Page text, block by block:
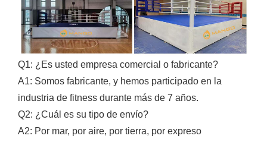
Q1: ¿Es usted empresa comercial o fabricante?
A1: Somos fabricante, y hemos participado en la
industria de fitness durante más de 7 años.
Q2: ¿Cuál es su tipo de envío?
A2: Por mar, por aire, por tierra, por expreso